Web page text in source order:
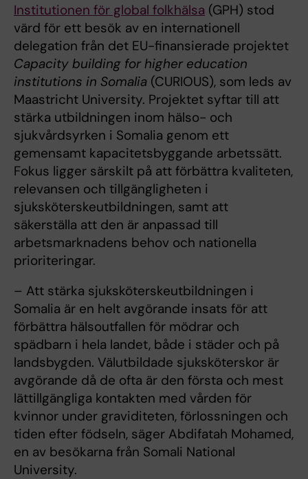
Institutionen för global folkhälsa (GPH) stod
värd för ett besök av en internationell
delegation från det EU-finansierade projektet
Capacity building for higher education
institutions in Somalia (CURIOUS), som leds av
Maastricht University. Projektet syftar till att
stärka utbildningen inom hälso- och
sjukvårdsyrken i Somalia genom ett
gemensamt kapacitetsbyggande arbetssätt.
Fokus ligger särskilt på att förbättra kvaliteten,
relevansen och tillgängligheten i
sjuksköterskeutbildningen, samt att
säkerställa att den är anpassad till
arbetsmarknadens behov och nationella
prioriteringar.
– Att stärka sjuksköterskeutbildningen i
Somalia är en helt avgörande insats för att
förbättra hälsoutfallen för mödrar och
spädbarn i hela landet, både i städer och på
landsbygden. Välutbildade sjuksköterskor är
avgörande då de ofta är den första och mest
lättillgängliga kontakten med vården för
kvinnor under graviditeten, förlossningen och
tiden efter födseln, säger Abdifatah Mohamed,
en av besökarna från Somali National
University.